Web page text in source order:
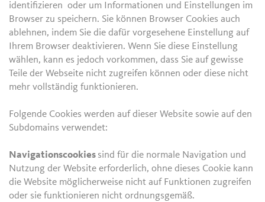
identifizieren oder um Informationen und Einstellungen im
Browser zu speichern. Sie können Browser Cookies auch
ablehnen, indem Sie die dafür vorgesehene Einstellung auf
Ihrem Browser deaktivieren. Wenn Sie diese Einstellung
wählen, kann es jedoch vorkommen, dass Sie auf gewisse
Teile der Webseite nicht zugreifen können oder diese nicht
mehr vollständig funktionieren.
Folgende Cookies werden auf dieser Website sowie auf den
Subdomains verwendet:
Navigationscookies sind für die normale Navigation und
Nutzung der Website erforderlich, ohne dieses Cookie kann
die Website möglicherweise nicht auf Funktionen zugreifen
oder sie funktionieren nicht ordnungsgemäß.